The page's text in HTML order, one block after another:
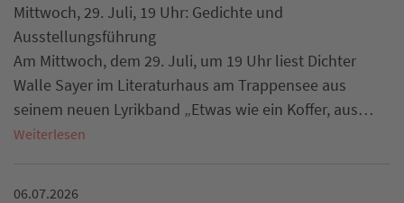
Mittwoch, 29. Juli, 19 Uhr: Gedichte und
Ausstellungsführung
Am Mittwoch, dem 29. Juli, um 19 Uhr liest Dichter
Walle Sayer im Literaturhaus am Trappensee aus
seinem neuen Lyrikband „Etwas wie ein Koffer, aus…
Weiterlesen
06.07.2026